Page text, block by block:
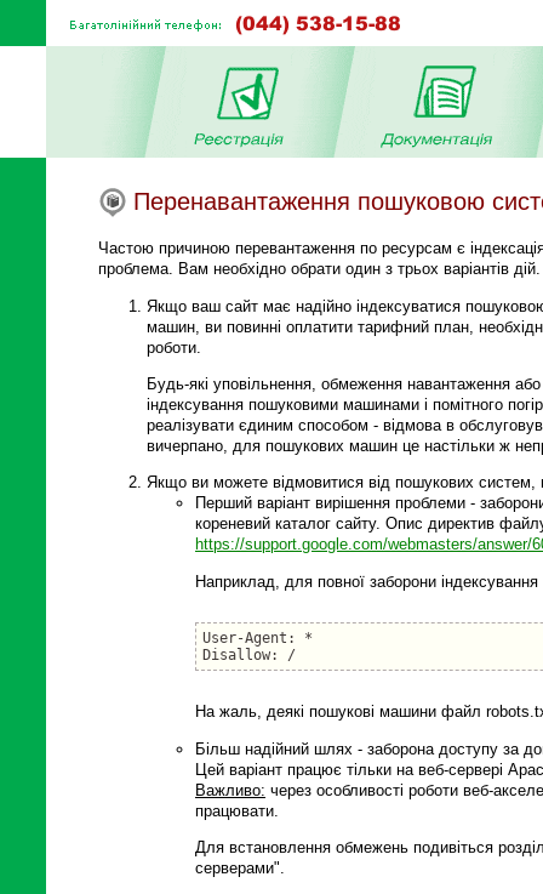
Перенавантаження пошуковою
Частою причиною перевантаження по ресурсам є
проблема. Вам необхідно обрати один з трьох варіантів дій.
Якщо ваш сайт має надійно індексуватися
машин, ви повинні оплатити тарифний план,
роботи.
Будь-які уповільнення, обмеження навантаження або
індексування пошуковими машинами і помітного
реалізувати єдиним способом - відмова в
вичерпано, для пошукових машин це настільки ж
Якщо ви можете відмовитися від пошукових систем,
Перший варіант вирішення проблеми -
кореневий каталог сайту. Опис директив
https://support.google.com/webmasters/answer/
Наприклад, для повної заборони
User-Agent: *
Disallow: /
На жаль, деякі пошукові машини файл
Більш надійний шлях - заборона доступу за
Цей варіант працює тільки на веб-сервері
Важливо: через особливості роботи веб-
працювати.
Для встановлення обмежень подивіться
серверами".